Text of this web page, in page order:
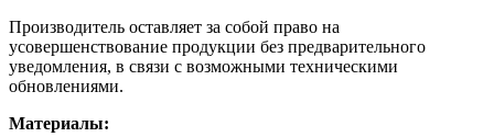
Производитель оставляет за собой право на
усовершенствование продукции без предварительного
уведомления, в связи с возможными техническими
обновлениями.
Материалы: